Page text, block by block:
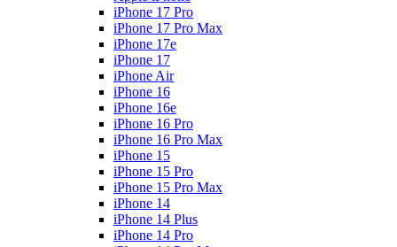
iPhone 17 Pro
iPhone 17 Pro Max
iPhone 17e
iPhone 17
iPhone Air
iPhone 16
iPhone 16e
iPhone 16 Pro
iPhone 16 Pro Max
iPhone 15
iPhone 15 Pro
iPhone 15 Pro Max
iPhone 14
iPhone 14 Plus
iPhone 14 Pro